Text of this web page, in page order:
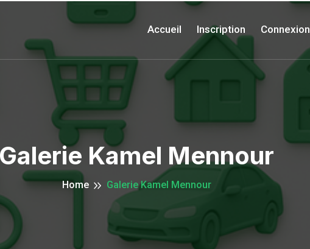
Accueil Inscription Connexion
Kamel Mennour
Home Galerie Kamel Mennour